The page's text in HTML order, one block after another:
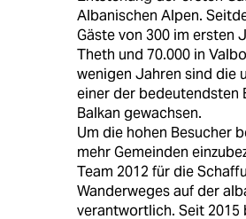
Albanischen Alpen.
Gäste von 300 im ersten
Theth und 70.000 in
wenigen Jahren sind die
einer der bedeutendsten
Balkan gewachsen.
Um die hohen Besucher
mehr Gemeinden
Team 2012 für die
Wanderweges auf der
verantwortlich. Seit 2015